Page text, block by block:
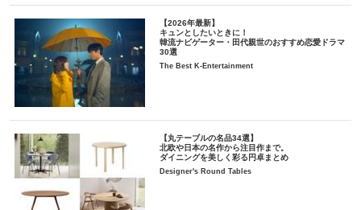
【2026年最新】
キュンとしたいときに！
韓流ナビゲーター・田代親世のおすすめ恋愛ドラマ
30選
The Best K-Entertainment
【丸テーブルの名品34選】
北欧や日本の名作から注目作まで。
ダイニングを美しく彩る円卓まとめ
Designer's Round Tables